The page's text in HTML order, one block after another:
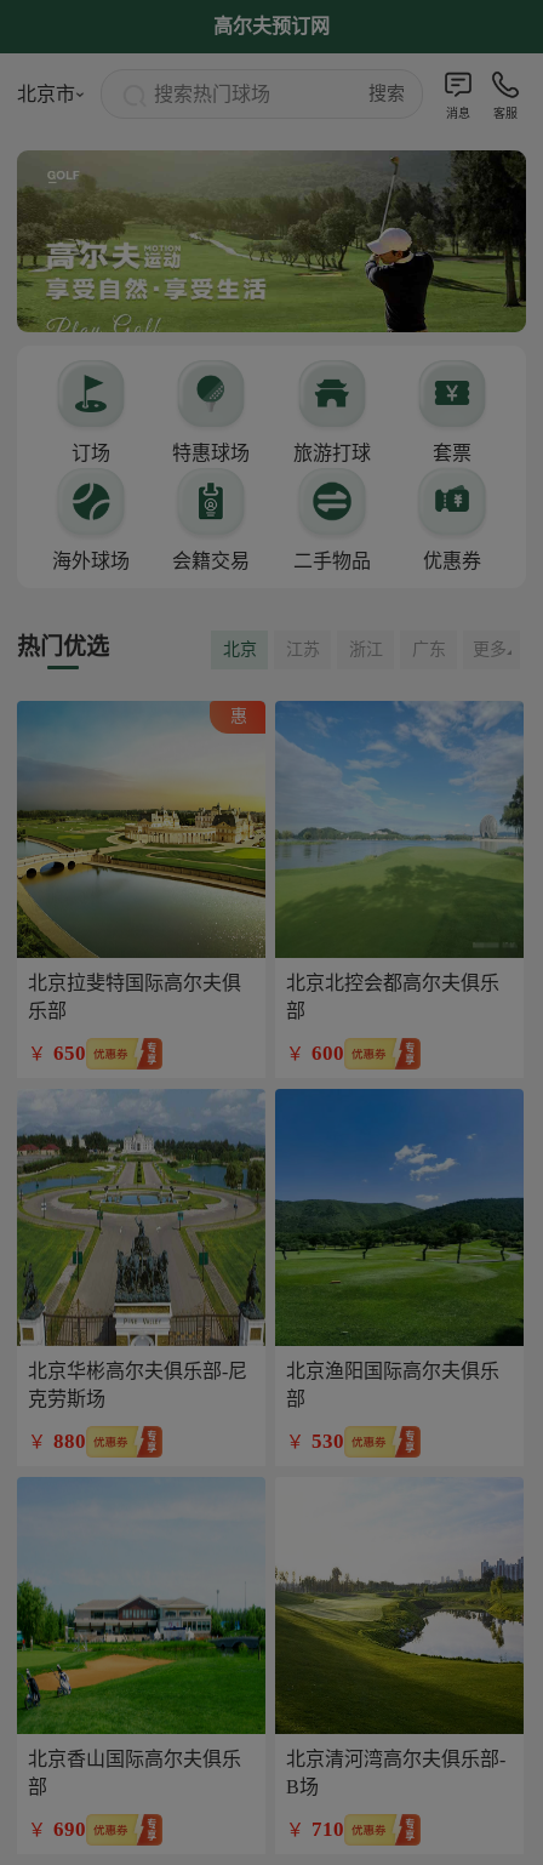
高尔夫预订网
北京市 搜索热门球场 搜索
消息 客服
订场 特惠球场 旅游打球 套票
海外球场 会籍交易 二手物品 优惠券
热门优选 北京 江苏 浙江 广东 更多
惠
北京拉斐特国际高尔夫俱
乐部
￥ 650
北京北控会都高尔夫俱乐
部
￥ 600
北京华彬高尔夫俱乐部-尼
克劳斯场
￥ 880
北京渔阳国际高尔夫俱乐
部
￥ 530
北京香山国际高尔夫俱乐
部
￥ 690
北京清河湾高尔夫俱乐部-
B场
￥ 710